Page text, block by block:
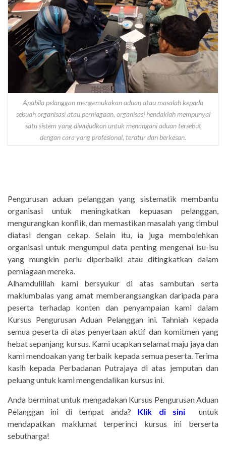
Apabila pelanggan mengemukakan aduan atau masalah kepada
sebuah organisasi atau perniagaan, organisasi hendaklah mempunyai
satu sistem yang diwujudkan untuk menangani aduan tersebut
dengan cara yang profesional, teratur dan berkesan.
Pengurusan aduan pelanggan yang sistematik membantu
organisasi untuk meningkatkan kepuasan pelanggan,
mengurangkan konflik, dan memastikan masalah yang timbul
diatasi dengan cekap. Selain itu, ia juga membolehkan
organisasi untuk mengumpul data penting mengenai isu-isu
yang mungkin perlu diperbaiki atau ditingkatkan dalam
perniagaan mereka.
Alhamdulillah kami bersyukur di atas sambutan serta
maklumbalas yang amat memberangsangkan daripada para
peserta terhadap konten dan penyampaian kami dalam
Kursus Pengurusan Aduan Pelanggan ini. Tahniah kepada
semua peserta di atas penyertaan aktif dan komitmen yang
hebat sepanjang kursus . Kami ucapkan selamat maju jaya dan
kami mendoakan yang terbaik kepada semua peserta. Terima
kasih kepada Perbadanan Putrajaya di atas jemputan dan
peluang untuk kami mengendalikan kursus ini.
Anda berminat untuk mengadakan Kursus Pengurusan Aduan
Pelanggan ini di tempat anda? Klik di sini untuk
mendapatkan maklumat terperinci kursus ini berserta
sebutharga!